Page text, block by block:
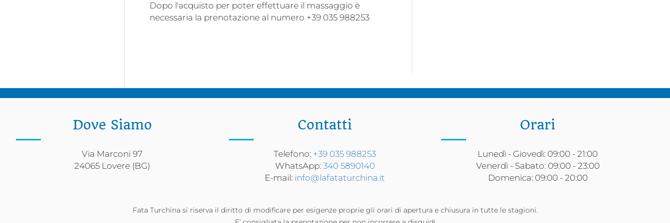
Dopo l'acquisto per poter effettuare il massaggio è
necessaria la prenotazione al numero +39 035 988253
Dove Siamo
Via Marconi 97
24065 Lovere (BG)
Contatti
Telefono: +39 035 988253
WhatsApp: 340 5890140
E-mail: info@lafataturchina.it
Orari
Lunedì - Giovedì: 09:00 - 21:00
Venerdì - Sabato: 09:00 - 23:00
Domenica: 09:00 - 20:00
Fata Turchina si riserva il diritto di modificare per esigenze proprie gli orari di apertura e chiusura in tutte le stagioni.